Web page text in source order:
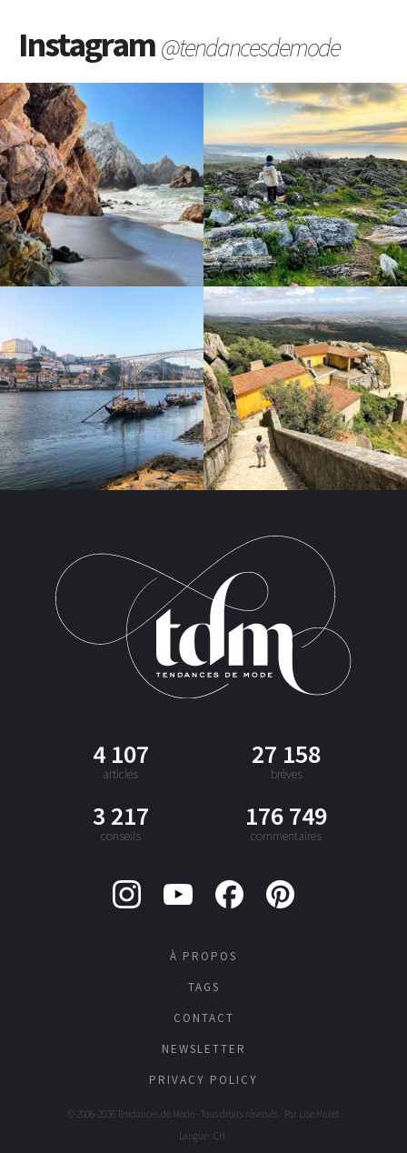
Instagram@tendancesdemode
4 107
articles
27 158
brèves
3 217
conseils
176 749
commentaires
À PROPOS
TAGS
CONTACT
NEWSLETTER
PRIVACY POLICY
© 2006-2026 Tendances de Mode - Tous droits réservés - Par Lise Huret
Langue : CH